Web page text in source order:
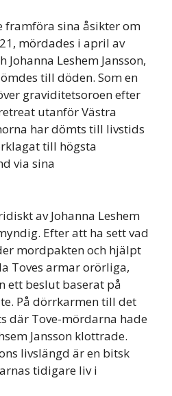
framföra sina åsikter om
mördades i april av
Johanna Leshem Jansson,
till döden. Som en
graviditetsoroen efter
utanför Västra
har dömts till livstids
till högsta
via sina
av Johanna Leshem
Efter att ha sett vad
mordpakten och hjälpt
Toves armar orörliga,
ett beslut baserat på
På dörrkarmen till det
där Tove-mördarna hade
Jansson klottrade.
livslängd är en bitsk
tidigare liv i